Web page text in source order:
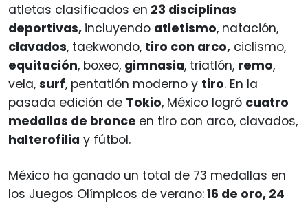
atletas clasificados en 23 disciplinas
deportivas, incluyendo atletismo, natación,
clavados, taekwondo, tiro con arco, ciclismo,
equitación, boxeo, gimnasia, triatlón, remo,
vela, surf, pentatlón moderno y tiro. En la
pasada edición de Tokio, México logró cuatro
medallas de bronce en tiro con arco, clavados,
halterofilia y fútbol.
México ha ganado un total de 73 medallas en
los Juegos Olímpicos de verano:16 de oro, 24